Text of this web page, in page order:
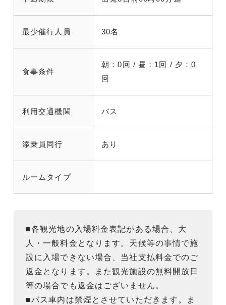
最少催行人員 30名
食事条件
朝：0回 / 昼：1回 / 夕：0
回
利用交通機関 バス
添乗員同行 あり
ルームタイプ
■各観光地の入場料金表記がある場合、大
人・一般料金となります。天候等の事情で施
設に入場できない場合、当社支払料金でのご
返金となります。また観光施設の無料開放日
等の場合でも返金はございません。
■バス車内は禁煙とさせていただきます。ま